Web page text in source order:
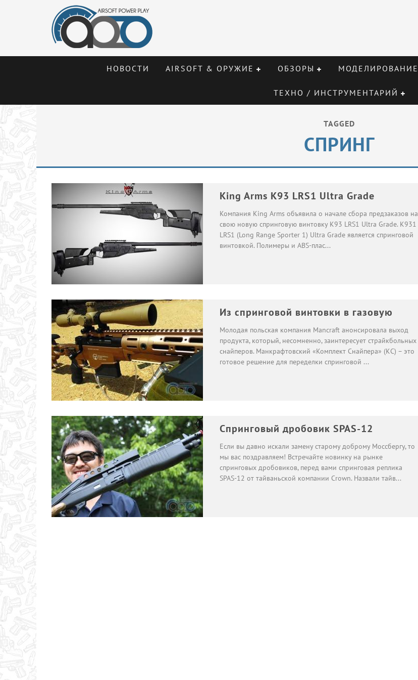
НОВОСТИ AIRSOFT & ОРУЖИЕ ОБЗОРЫ МОДЕЛИРОВАНИЕ
ТЕХНО / ИНСТРУМЕНТАРИЙ
TAGGED
СПРИНГ
King Arms K93 LRS1 Ultra Grade
Компания King Arms объявила о начале сбора предзаказов на
свою новую спринговую винтовку K93 LRS1 Ultra Grade. K931
LRS1 (Long Range Sporter 1) Ultra Grade является спринговой
винтовкой. Полимеры и ABS-плас...
Из спринговой винтовки в газовую
Молодая польская компания Mancraft анонсировала выход
продукта, который, несомненно, заинтересует страйкбольных
снайперов. Манкрафтовский «Комплект Снайпера» (КС) – это
готовое решение для переделки спринговой ...
Спринговый дробовик SPAS-12
Если вы давно искали замену старому доброму Моссбергу, то
мы вас поздравляем! Встречайте новинку на рынке
спринговых дробовиков, перед вами спринговая реплика
SPAS-12 от тайваньской компании Crown. Назвали тайв...